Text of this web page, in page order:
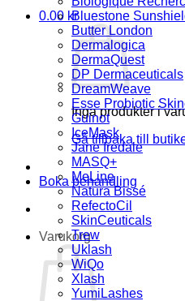
0.00 kr
Inga produkter i
Gå tillbaka till
Boka behandling
Varukorg
Bluestone
Butter London
Dermalogica
DermaQuest
DP Dermaceuticals
DreamWeave
Esse Probiotic
Guinot
IceMask
Jane Iredale
MASQ+
MeLine
Natura Bissé
RefectoCil
SkinCeuticals
Trew
Uklash
WiQo
Xlash
YumiLashes